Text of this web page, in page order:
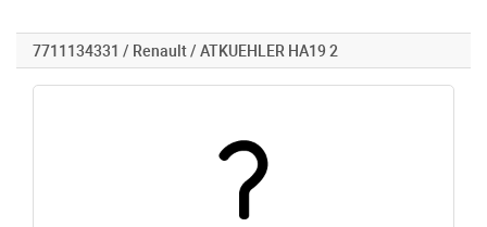
7711134331 / Renault / ATKUEHLER HA19 2